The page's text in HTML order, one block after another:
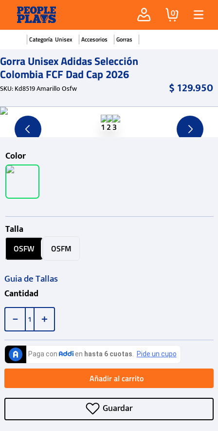
0
Unisex Accesorios Gorras
Gorra Unisex Adidas Selección
Colombia FCF Dad Cap 2026
SKU:Kd8519 Amarillo Osfw $129.950
Color
Talla
OSFW OSFM
Guia de Tallas
Cantidad
＋
－
Añadir al carrito